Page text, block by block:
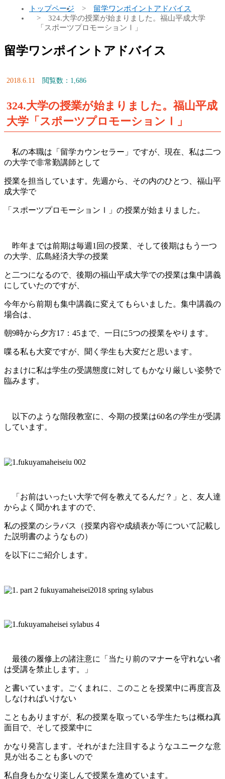
トップページ
留学ワンポイントアドバイス
324.大学の授業が始まりました。福山平成大学
「スポーツプロモーションⅠ」
留学ワンポイントアドバイス
2018.6.11 閲覧数：1,686
324.大学の授業が始まりました。福山平成
大学「スポーツプロモーションⅠ」
私の本職は「留学カウンセラー」ですが、現在、私は二つ
の大学で非常勤講師として
授業を担当しています。先週から、その内のひとつ、福山平
成大学で
「 スポーツプロモーションⅠ」 の授業が始まりました。
昨年までは前期は毎週1回の授業、そして後期はもう一つ
の大学、広島経済大学の授業
と 二つになるので、後期の福山平成大学での授業は集中講義
にしていたのですが、
今年から前期も集中講義に変えてもらいました。 集中講義の
場合は、
朝9時から夕方17：45まで、 一日に5つの授業をやります。
喋る私も大変ですが、聞く学生も大変だと思います。
おまけに私は学生の受講態度に対してもかなり厳しい姿勢で
臨みます。
以下のような階段教室に、今期の授業は60名の学生が受講
しています。
「お前はいったい大学で何を教えてるんだ？」と、友人達
からよく聞かれますので、
私の授業のシラバス（授業内容や成績表か等について記載し
た説明書のようなもの）
を以下にご紹介します。
最後の履修上の諸注意に「当たり前のマナーを守れない者
は受講を禁止します。」
と書いています。ごくまれに、このことを授業中に再度言及
しなければいけない
こともありますが、 私の授業を取っている学生たちは概ね真
面目で、そして授業中に
かなり発言します。 それがまた注目するようなユニークな意
見が出ることも多いので
私自身もかなり楽しんで授業を進めています。